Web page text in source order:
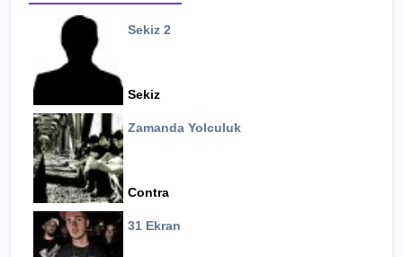
Sekiz 2
Sekiz
Zamanda Yolculuk
Contra
31 Ekran